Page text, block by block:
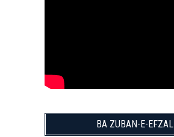
BA ZUBAN-E-EFZAL